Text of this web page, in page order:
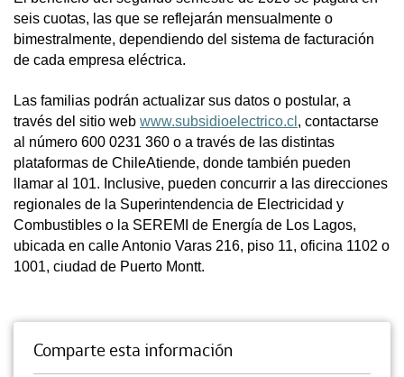
seis cuotas, las que se reflejarán mensualmente o
bimestralmente, dependiendo del sistema de facturación
de cada empresa eléctrica.
Las familias podrán actualizar sus datos o postular, a
través del sitio web www.subsidioelectrico.cl , contactarse
al número 600 0231 360 o a través de las distintas
plataformas de ChileAtiende, donde también pueden
llamar al 101. Inclusive, pueden concurrir a las direcciones
regionales de la Superintendencia de Electricidad y
Combustibles o la SEREMI de Energía de Los Lagos,
ubicada en calle Antonio Varas 216, piso 11, oficina 1102 o
1001, ciudad de Puerto Montt.
Comparte esta información